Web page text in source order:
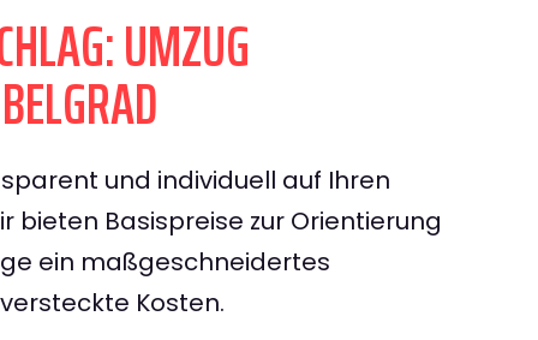
UMZUG
und individuell auf Ihren
bieten Basispreise zur Orientierung
ein maßgeschneidertes
Kosten.